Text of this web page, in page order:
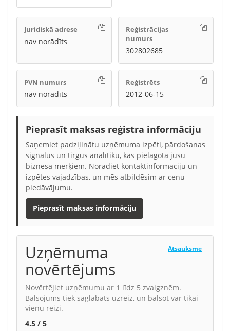
Juridiskā adrese
nav norādīts
Reģistrācijas
numurs
302802685
PVN numurs
nav norādīts
Reģistrēts
2012-06-15
Pieprasīt maksas reģistra informāciju
Saņemiet padziļinātu uzņēmuma izpēti, pārdošanas
signālus un tirgus analītiku, kas pielāgota jūsu
biznesa mērķiem. Norādiet kontaktinformāciju un
izpētes vajadzības, un mēs atbildēsim ar cenu
piedāvājumu.
Pieprasīt maksas informāciju
Uzņēmuma
novērtējums
Atsauksme
Novērtējiet uzņēmumu ar 1 līdz 5 zvaigznēm.
Balsojums tiek saglabāts uzreiz, un balsot var tikai
vienu reizi.
4.5 / 5